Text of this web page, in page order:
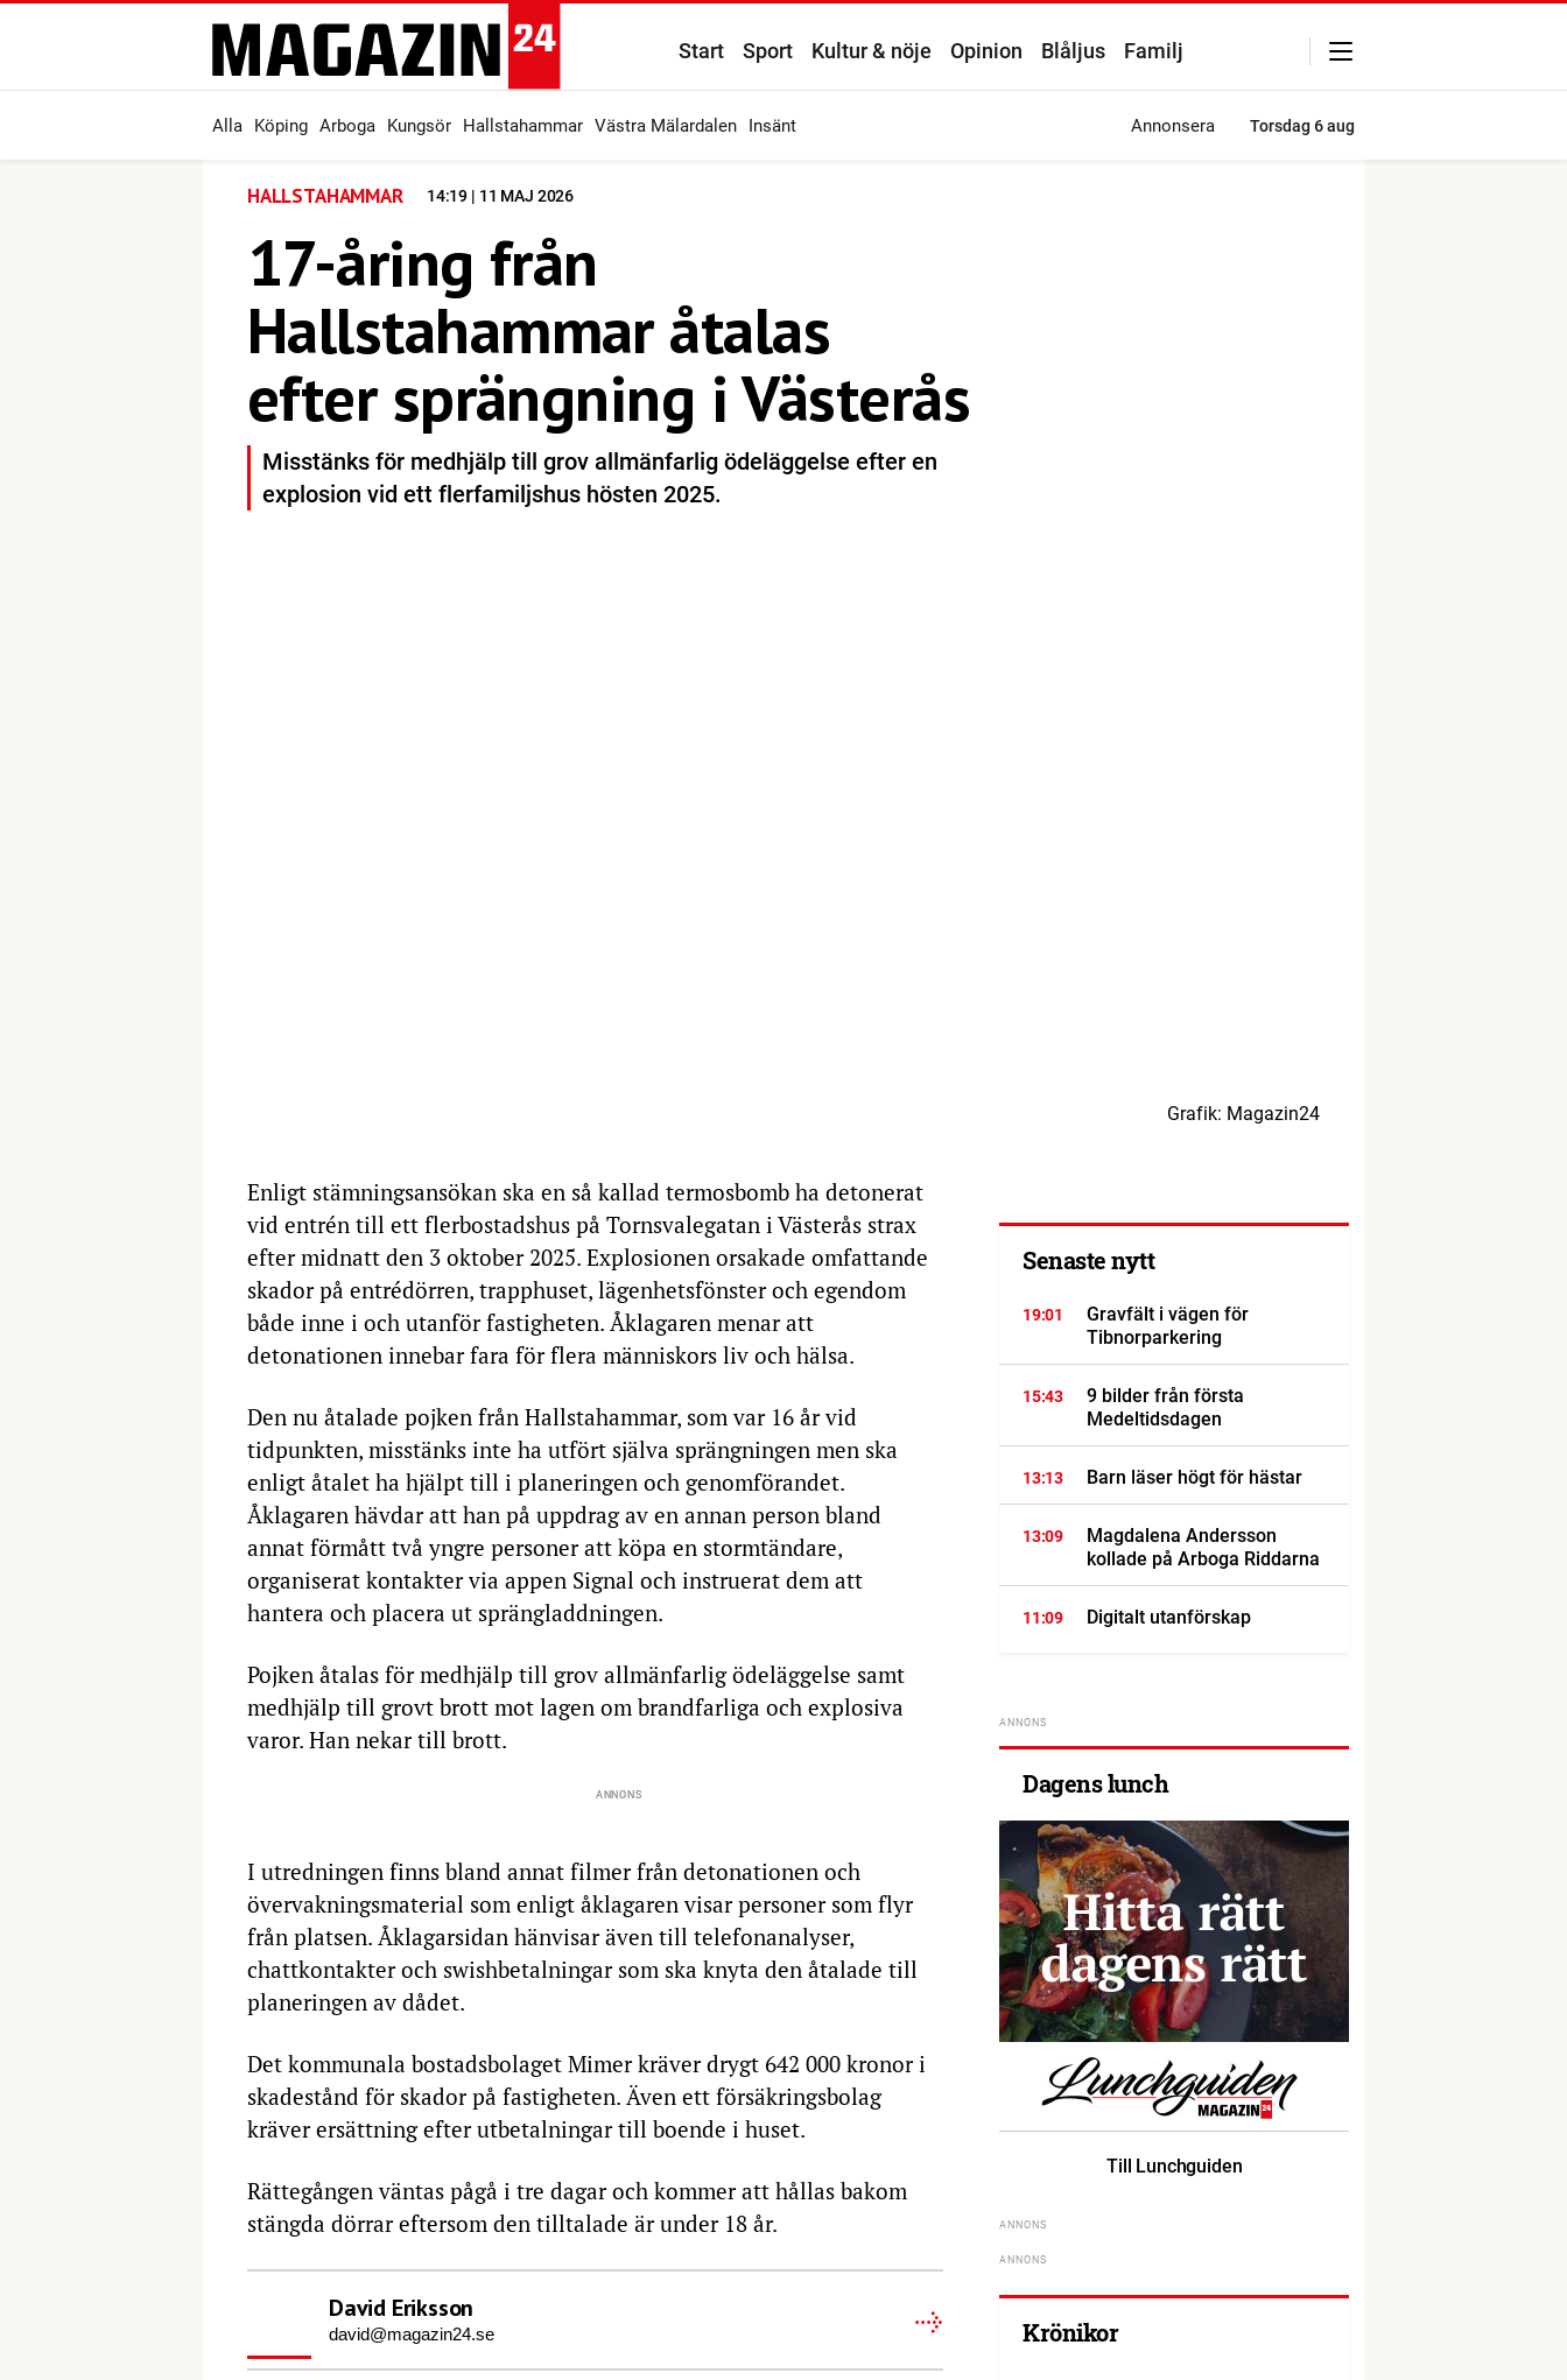
Start Sport Kultur & nöje Opinion Blåljus Familj
Alla Köping Arboga Kungsör Hallstahammar Västra Mälardalen Insänt Annonsera Torsdag 6 aug
HALLSTAHAMMAR 14:19 | 11 MAJ 2026
17-åring från
Hallstahammar åtalas
efter sprängning i Västerås
Misstänks för medhjälp till grov allmänfarlig ödeläggelse efter en
explosion vid ett flerfamiljshus hösten 2025.
Grafik: Magazin24
Enligt stämningsansökan ska en så kallad termosbomb ha detonerat
vid entrén till ett flerbostadshus på Tornsvalegatan i Västerås strax
efter midnatt den 3 oktober 2025. Explosionen orsakade omfattande
skador på entrédörren, trapphuset, lägenhetsfönster och egendom
både inne i och utanför fastigheten. Åklagaren menar att
detonationen innebar fara för flera människors liv och hälsa.
Den nu åtalade pojken från Hallstahammar, som var 16 år vid
tidpunkten, misstänks inte ha utfört själva sprängningen men ska
enligt åtalet ha hjälpt till i planeringen och genomförandet.
Åklagaren hävdar att han på uppdrag av en annan person bland
annat förmått två yngre personer att köpa en stormtändare,
organiserat kontakter via appen Signal och instruerat dem att
hantera och placera ut sprängladdningen.
Pojken åtalas för medhjälp till grov allmänfarlig ödeläggelse samt
medhjälp till grovt brott mot lagen om brandfarliga och explosiva
varor. Han nekar till brott.
I utredningen finns bland annat filmer från detonationen och
övervakningsmaterial som enligt åklagaren visar personer som flyr
från platsen. Åklagarsidan hänvisar även till telefonanalyser,
chattkontakter och swishbetalningar som ska knyta den åtalade till
planeringen av dådet.
Det kommunala bostadsbolaget Mimer kräver drygt 642 000 kronor i
skadestånd för skador på fastigheten. Även ett försäkringsbolag
kräver ersättning efter utbetalningar till boende i huset.
Rättegången väntas pågå i tre dagar och kommer att hållas bakom
stängda dörrar eftersom den tilltalade är under 18 år.
David Eriksson
david@magazin24.se
Senaste nytt
19:01
Gravfält i vägen för
Tibnorparkering
15:43
9 bilder från första
Medeltidsdagen
13:13 Barn läser högt för hästar
13:09
Magdalena Andersson
kollade på Arboga Riddarna
11:09 Digitalt utanförskap
Dagens lunch
Till Lunchguiden
Krönikor